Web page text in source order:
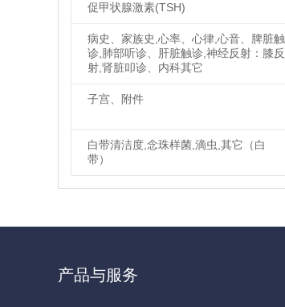
促甲状腺激素(TSH)
病史、家族史,心率、心律,心音、脾脏触
诊,肺部听诊、肝脏触诊,神经反射：膝反
射,肾脏叩诊、内科其它
子宫、附件
白带清洁度,念珠样菌,滴虫,其它（白
带）
产品与服务